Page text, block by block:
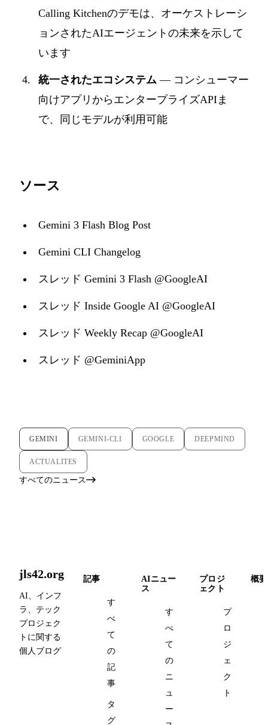
Calling Kitchenのデモは、オーケストレーシ
ョンされたAIエージェントの未来を示して
います
統一されたエコシステム — コンシューマー
向けアプリからエンタープライズAPIま
で、同じモデルが利用可能
ソース
Gemini 3 Flash Blog Post
Gemini CLI Changelog
スレッド Gemini 3 Flash @GoogleAI
スレッド Inside Google AI @GoogleAI
スレッド Weekly Recap @GoogleAI
スレッド @GeminiApp
GEMINI GEMINI-CLI GOOGLE DEEPMIND
ACTUALITES
すべてのニュース
jls42.org
AI、インフ
ラ、テック
プロジェク
トに関する
個人ブログ
記事
す
べ
て
の
記
事
タ
グ
AIニュー
ス
す
べ
て
の
ニ
ュ
ー
プロジ
ェクト
プ
ロ
ジ
ェ
ク
ト
概要